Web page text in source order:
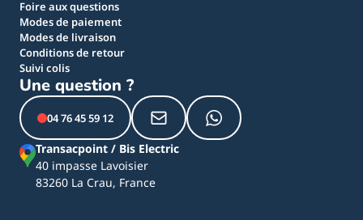
Foire aux questions
Modes de paiement
Modes de livraison
Conditions de retour
Suivi colis
Une question ?
04 76 45 59 12
Transacpoint / Bis Electric
40 impasse Lavoisier
83260 La Crau, France